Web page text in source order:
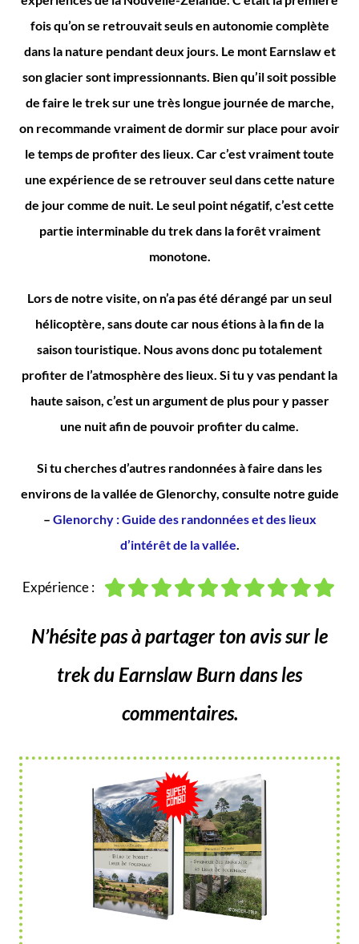
fois qu’on se retrouvait seuls en autonomie complète
dans la nature pendant deux jours. Le mont Earnslaw et
son glacier sont impressionnants. Bien qu’il soit possible
de faire le trek sur une très longue journée de marche,
on recommande vraiment de dormir sur place pour avoir
le temps de profiter des lieux. Car c’est vraiment toute
une expérience de se retrouver seul dans cette nature
de jour comme de nuit. Le seul point négatif, c’est cette
partie interminable du trek dans la forêt vraiment
monotone.
Lors de notre visite, on n’a pas été dérangé par un seul
hélicoptère, sans doute car nous étions à la fin de la
saison touristique. Nous avons donc pu totalement
profiter de l’atmosphère des lieux. Si tu y vas pendant la
haute saison, c’est un argument de plus pour y passer
une nuit afin de pouvoir profiter du calme.
Si tu cherches d’autres randonnées à faire dans les
environs de la vallée de Glenorchy, consulte notre guide
– Glenorchy : Guide des randonnées et des lieux
d’intérêt de la vallée
Expérience :
N’hésite pas à partager ton avis sur le
trek du Earnslaw Burn dans les
commentaires.